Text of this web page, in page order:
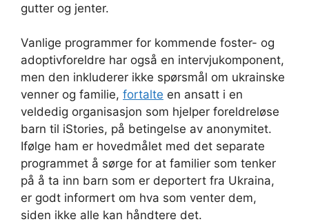
gutter og jenter.
Vanlige programmer for kommende foster- og
adoptivforeldre har også en intervjukomponent,
men den inkluderer ikke spørsmål om ukrainske
venner og familie, fortalte en ansatt i en
veldedig organisasjon som hjelper foreldreløse
barn til iStories, på betingelse av anonymitet.
Ifølge ham er hovedmålet med det separate
programmet å sørge for at familier som tenker
på å ta inn barn som er deportert fra Ukraina,
er godt informert om hva som venter dem,
siden ikke alle kan håndtere det.